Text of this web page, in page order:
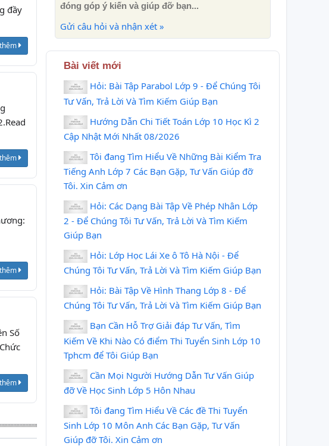
đầy
Số
đóng góp ý kiến ​​và giúp đỡ bạn...
Gửi câu hỏi và nhận xét »
Bài viết mới
Hỏi: Bài Tập Parabol Lớp 9 - Để Chúng Tôi
Tư Vấn, Trả Lời Và Tìm Kiếm Giúp Bạn
Hướng Dẫn Chi Tiết Toán Lớp 10 Học Kì 2
Cập Nhật Mới Nhất 08/2026
Tôi đang Tìm Hiểu Về Những Bài Kiểm Tra
Tiếng Anh Lớp 7 Các Bạn Gặp, Tư Vấn Giúp đỡ
Tôi. Xin Cảm ơn
Hỏi: Các Dạng Bài Tập Về Phép Nhân Lớp
2 - Để Chúng Tôi Tư Vấn, Trả Lời Và Tìm Kiếm
Giúp Bạn
Hỏi: Lớp Học Lái Xe ô Tô Hà Nội - Để
Chúng Tôi Tư Vấn, Trả Lời Và Tìm Kiếm Giúp Bạn
Hỏi: Bài Tập Về Hình Thang Lớp 8 - Để
Chúng Tôi Tư Vấn, Trả Lời Và Tìm Kiếm Giúp Bạn
Bạn Cần Hỗ Trợ Giải đáp Tư Vấn, Tìm
Kiếm Về Khi Nào Có điểm Thi Tuyển Sinh Lớp 10
Tphcm để Tôi Giúp Bạn
Cần Mọi Người Hướng Dẫn Tư Vấn Giúp
đỡ Về Học Sinh Lớp 5 Hôn Nhau
Tôi đang Tìm Hiểu Về Các đề Thi Tuyển
Sinh Lớp 10 Môn Anh Các Bạn Gặp, Tư Vấn
Giúp đỡ Tôi. Xin Cảm ơn